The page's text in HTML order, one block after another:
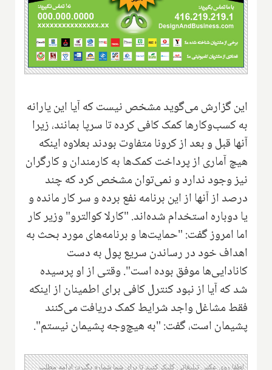
این گزارش می‌گوید مشخص نیست که آیا این یارانه
به کسب‌وکارها کمک کافی کرده تا سرپا بمانند، زیرا
آنها قبل و بعد از کرونا متفاوت بودند بعلاوه اینکه
هیچ آماری از پرداخت کمک‌ها به کارمندان و کارگران
نیز وجود ندارد و نمی‌توان مشخص کرد که چند
درصد از آنها از این برنامه نفع برده و سر کار مانده‌ و
یا دوباره استخدام شده‌اند. "کارلا کوالترو" وزیر کار
اما امروز گفت: "حمایت‌ها و برنامه‌های مورد بحث به
اهداف خود در رساندن سریع پول به دست
کانادایی‌ها موفق بوده است". وقتی از او پرسیده
شد که آیا از نبود کنترل کافی برای اطمینان از اینکه
فقط مشاغل واجد شرایط کمک دریافت می‌کنند
پشیمان است، گفت: "به هیچ‌وجه پشیمان نیستم".